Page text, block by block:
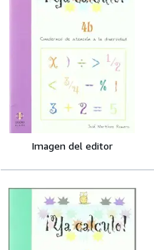
Imagen del editor